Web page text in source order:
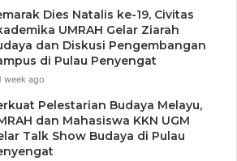
untuk pembangunan kota
terus berbenah”, Janji Cen Sui Lan
oleh undangan.
Dies Natalis ke-19, Civitas
UMRAH Gelar Ziarah
dan Diskusi Pengembangan
di Pulau Penyengat
week ago
Pelestarian Budaya Melayu,
dan Mahasiswa KKN UGM
Talk Show Budaya di Pulau